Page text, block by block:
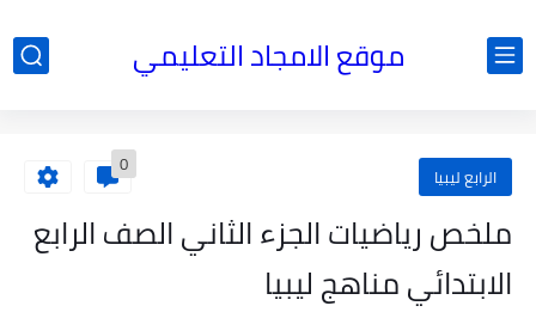
موقع الامجاد التعليمي
الرابع ليبيا 0
ملخص رياضيات الجزء الثاني الصف الرابع
الابتدائي مناهج ليبيا